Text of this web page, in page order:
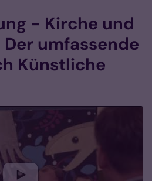
- Kirche und
umfassende
Künstliche